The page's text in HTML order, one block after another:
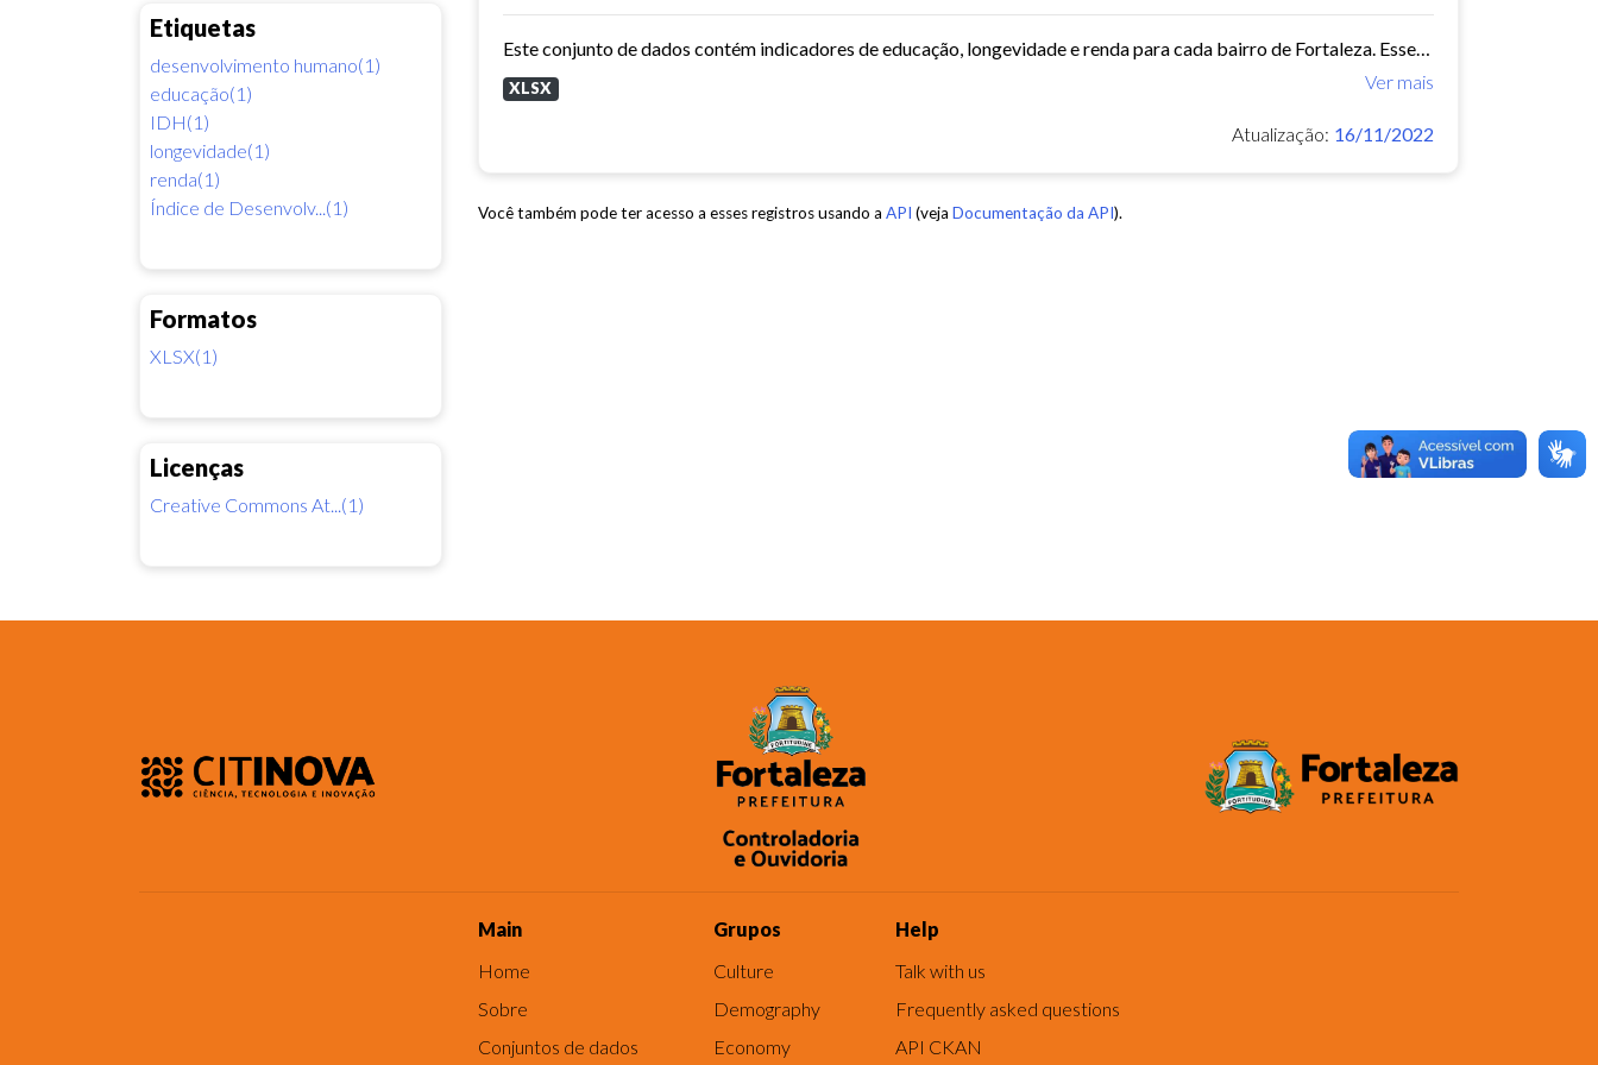
Etiquetas
desenvolvimento humano(1)
educação(1)
IDH(1)
longevidade(1)
renda(1)
Índice de Desenvolv...(1)
Formatos
XLSX(1)
Licenças
Creative Commons At...(1)
Este conjunto de dados contém indicadores de educação, longevidade e renda para cada bairro de Fortaleza. Esses três indicadores juntos formam o Indice de Desenvolvimento Humano...
Ver mais
XLSX
Atualização: 16/11/2022
Você também pode ter acesso a esses registros usando a API (veja Documentação da API).
Main
Home
Sobre
Conjuntos de dados
Grupos
Culture
Demography
Economy
Help
Talk with us
Frequently asked questions
API CKAN